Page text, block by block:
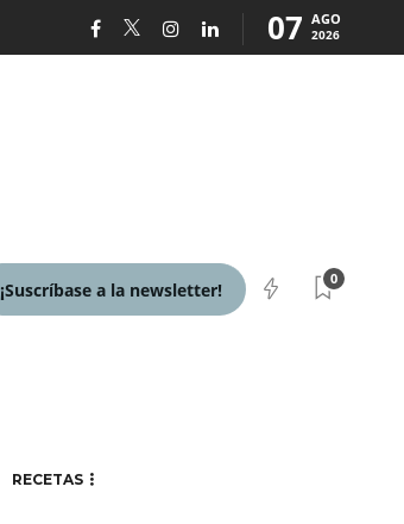
07 AGO
2026
¡Suscríbase a la newsletter!
0
RECETAS